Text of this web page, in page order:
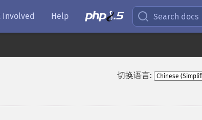
Involved Help Search docs
切换语言: